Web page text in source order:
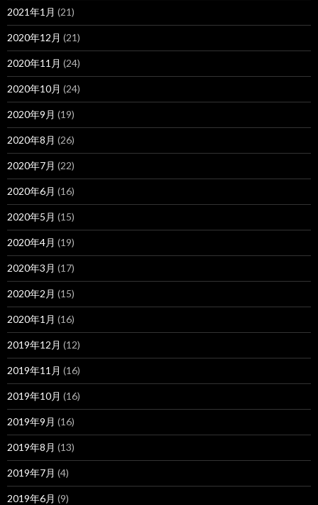
2021年1月 (21)
2020年12月 (21)
2020年11月 (24)
2020年10月 (24)
2020年9月 (19)
2020年8月 (26)
2020年7月 (22)
2020年6月 (16)
2020年5月 (15)
2020年4月 (19)
2020年3月 (17)
2020年2月 (15)
2020年1月 (16)
2019年12月 (12)
2019年11月 (16)
2019年10月 (16)
2019年9月 (16)
2019年8月 (13)
2019年7月 (4)
2019年6月 (9)